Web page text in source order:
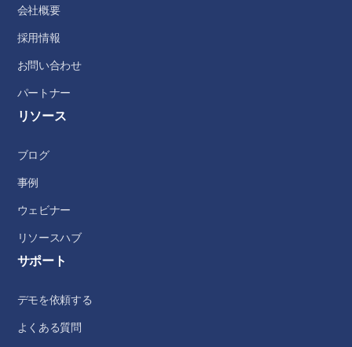
会社概要
採用情報
お問い合わせ
パートナー
リソース
ブログ
事例
ウェビナー
リソースハブ
サポート
デモを依頼する
よくある質問